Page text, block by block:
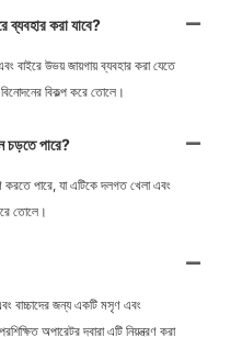
ব্যবহার করা যাবে?
বাইরে উভয় জায়গায় ব্যবহার করা যেতে
বিকল্প করে তোলে।
চড়তে পারে?
পারে, যা এটিকে দলগত খেলা এবং
তোলে।
বাচ্চাদের জন্য একটি মসৃণ এবং
অপারেটর দ্বারা এটি নিয়ন্ত্রণ করা